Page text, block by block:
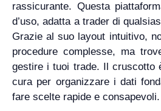
rassicurante. Questa
d’uso, adatta a trader di
Grazie al suo layout intuitivo,
procedure complesse, ma
gestire i tuoi trade. Il cruscotto
cura per organizzare i dati
fare scelte rapide e consapevoli.